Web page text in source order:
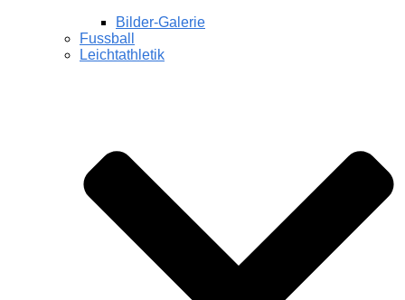
Bilder-Galerie
Fussball
Leichtathletik